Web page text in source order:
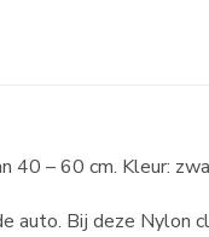
40 – 60 cm. Kleur:
auto. Bij deze Nylon